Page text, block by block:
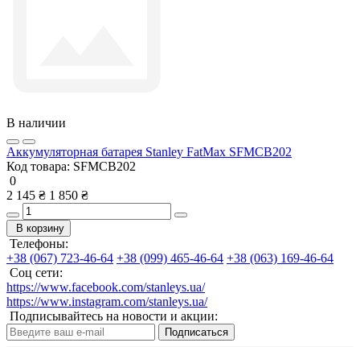
В наличии
Аккумуляторная батарея Stanley FatMax SFMCB202
Код товара: SFMCB202
0
2 145 ₴ 1 850 ₴
В корзину
Телефоны:
+38 (067) 723-46-64 +38 (099) 465-46-64 +38 (063) 169-46-64
Соц сети:
https://www.facebook.com/stanleys.ua/
https://www.instagram.com/stanleys.ua/
Подписывайтесь на новости и акции:
Подписаться